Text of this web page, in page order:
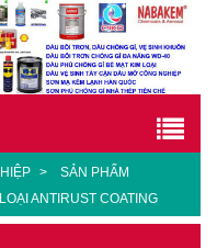
SẢN PHẨM
ANTIRUST COATING